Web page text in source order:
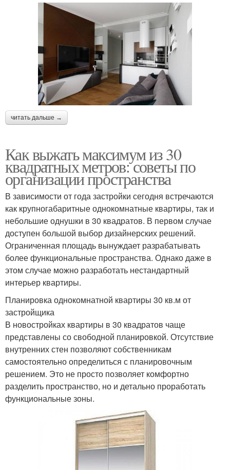
читать дальше →
Как выжать максимум из 30
квадратных метров: советы по
организации пространства
В зависимости от года застройки сегодня встречаются
как крупногабаритные однокомнатные квартиры, так и
небольшие однушки в 30 квадратов. В первом случае
доступен большой выбор дизайнерских решений.
Ограниченная площадь вынуждает разрабатывать
более функциональные пространства. Однако даже в
этом случае можно разработать нестандартный
интерьер квартиры.
Планировка однокомнатной квартиры 30 кв.м от
застройщика
В новостройках квартиры в 30 квадратов чаще
представлены со свободной планировкой. Отсутствие
внутренних стен позволяют собственникам
самостоятельно определиться с планировочным
решением. Это не просто позволяет комфортно
разделить пространство, но и детально проработать
функциональные зоны.